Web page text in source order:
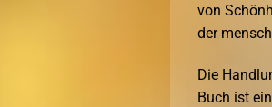
von
der
Die
Buch ist